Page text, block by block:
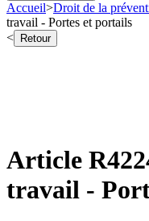
Accueil>Droit de la
travail - Portes et portails
<
Retour
Article
travail -